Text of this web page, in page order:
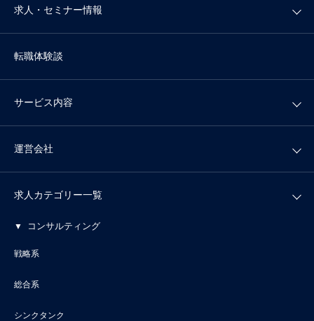
求人・セミナー情報
転職体験談
サービス内容
運営会社
求人カテゴリー一覧
コンサルティング
戦略系
総合系
シンクタンク